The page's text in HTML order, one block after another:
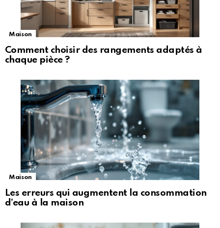
Maison
Comment choisir des rangements adaptés à
chaque pièce ?
Maison
Les erreurs qui augmentent la consommation
d’eau à la maison